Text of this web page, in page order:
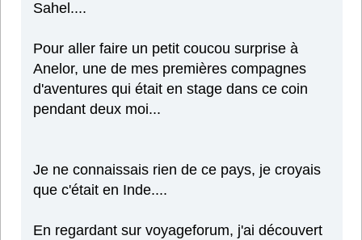
Sahel....
Pour aller faire un petit coucou surprise à
Anelor, une de mes premières compagnes
d'aventures qui était en stage dans ce coin
pendant deux moi...
Je ne connaissais rien de ce pays, je croyais
que c'était en Inde....
En regardant sur voyageforum, j'ai découvert